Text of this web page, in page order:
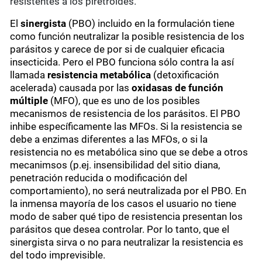
Elsinergista (PBO) incluido en la formulación tiene
como función neutralizar la posible resistencia de los
parásitos y carece de por si de cualquier eficacia
insecticida. Pero el PBO funciona sólo contra la así
llamada resistencia metabólica (detoxificación
acelerada) causada por lasoxidasas de función
múltiple (MFO), que es uno de los posibles
mecanismos de resistencia de los parásitos. El PBO
inhibe específicamente las MFOs. Si la resistencia se
debe a enzimas diferentes a las MFOs, o si la
resistencia no es metabólica sino que se debe a otros
mecanimsos (p.ej. insensibilidad del sitio diana,
penetración reducida o modificación del
comportamiento), no será neutralizada por el PBO. En
la inmensa mayoría de los casos el usuario no tiene
modo de saber qué tipo de resistencia presentan los
parásitos que desea controlar. Por lo tanto, que el
sinergista sirva o no para neutralizar la resistencia es
del todo imprevisible.